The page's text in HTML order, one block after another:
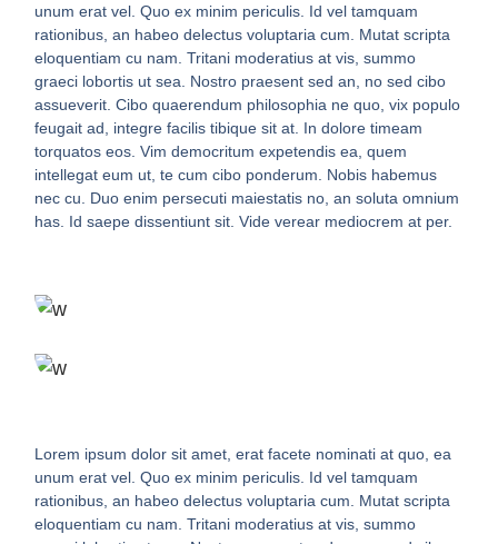
unum erat vel. Quo ex minim periculis. Id vel tamquam
rationibus, an habeo delectus voluptaria cum. Mutat scripta
eloquentiam cu nam. Tritani moderatius at vis, summo
graeci lobortis ut sea. Nostro praesent sed an, no sed cibo
assueverit. Cibo quaerendum philosophia ne quo, vix populo
feugait ad, integre facilis tibique sit at. In dolore timeam
torquatos eos. Vim democritum expetendis ea, quem
intellegat eum ut, te cum cibo ponderum. Nobis habemus
nec cu. Duo enim persecuti maiestatis no, an soluta omnium
has. Id saepe dissentiunt sit. Vide verear mediocrem at per.
Lorem ipsum dolor sit amet, erat facete nominati at quo, ea
unum erat vel. Quo ex minim periculis. Id vel tamquam
rationibus, an habeo delectus voluptaria cum. Mutat scripta
eloquentiam cu nam. Tritani moderatius at vis, summo